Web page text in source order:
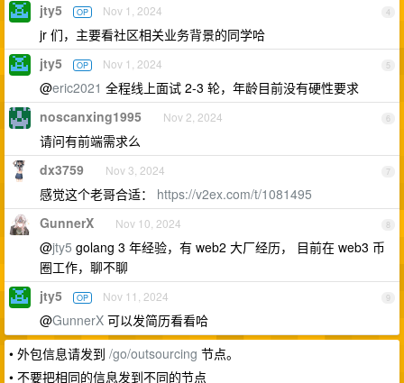
4
jty5 OP Nov 1, 2024
jr 们，主要看社区相关业务背景的同学哈
5
jty5 OP Nov 1, 2024
@eric2021 全程线上面试 2-3 轮，年龄目前没有硬性要求
6
noscanxing1995 Nov 2, 2024
请问有前端需求么
7
dx3759 Nov 3, 2024
感觉这个老哥合适： https://v2ex.com/t/1081495
8
GunnerX Nov 10, 2024
@jty5 golang 3 年经验，有 web2 大厂经历， 目前在 web3 币
圈工作，聊不聊
9
jty5 OP Nov 11, 2024
@GunnerX 可以发简历看看哈
• 外包信息请发到 /go/outsourcing 节点。
• 不要把相同的信息发到不同的节点